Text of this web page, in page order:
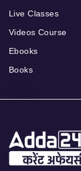
Live Classes
Videos Course
Ebooks
Books